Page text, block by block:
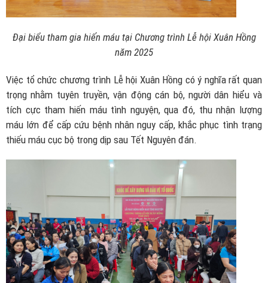
Đại biểu tham gia hiến máu tại Chương trình Lễ hội Xuân Hồng
năm 2025
Việc tổ chức chương trình Lễ hội Xuân Hồng có ý nghĩa rất quan
trọng nhằm tuyên truyền, vận động cán bộ, người dân hiểu và
tích cực tham hiến máu tình nguyện, qua đó, thu nhận lượng
máu lớn để cấp cứu bệnh nhân nguy cấp, khắc phục tình trạng
thiếu máu cục bộ trong dịp sau Tết Nguyên đán.